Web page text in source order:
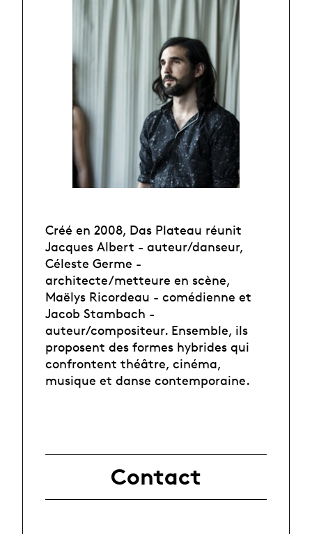
Créé en 2008, Das Plateau réunit
Jacques Albert - auteur/danseur,
Céleste Germe -
architecte/metteure en scène,
Maëlys Ricordeau - comédienne et
Jacob Stambach -
auteur/compositeur. Ensemble, ils
proposent des formes hybrides qui
confrontent théâtre, cinéma,
musique et danse contemporaine.
Contact